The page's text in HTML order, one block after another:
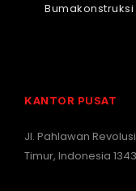
Bumakonstruksi
KANTOR PUSAT
Jl. Pahlawan
Timur, Indonesia